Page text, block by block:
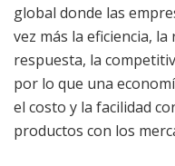
global donde las
vez más la eficiencia, la
respuesta, la
por lo que una
el costo y la facilidad
productos con los